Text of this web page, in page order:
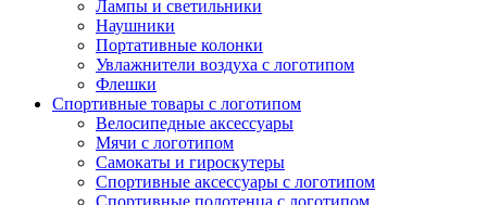
Лампы и светильники
Наушники
Портативные колонки
Увлажнители воздуха с логотипом
Флешки
Спортивные товары с логотипом
Велосипедные аксессуары
Мячи с логотипом
Самокаты и гироскутеры
Спортивные аксессуары с логотипом
Спортивные полотенца с логотипом